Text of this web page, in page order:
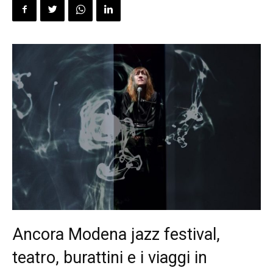
Ancora Modena jazz festival,
teatro, burattini e i viaggi in